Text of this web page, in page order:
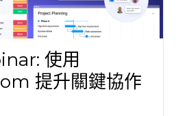
使用
提升關鍵協作